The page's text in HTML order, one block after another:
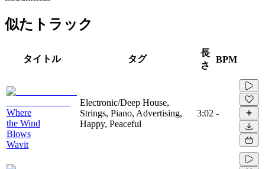
似たトラック
タイトル タグ
長
さ
BPM
Where
the Wind
Blows
Wavit
Electronic/Deep House,
Strings, Piano, Advertising,
Happy, Peaceful
3:02 -